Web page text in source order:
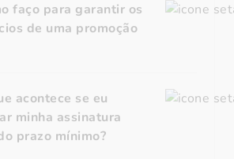
faço para garantir os
de uma promoção
acontece se eu
minha assinatura
prazo mínimo?